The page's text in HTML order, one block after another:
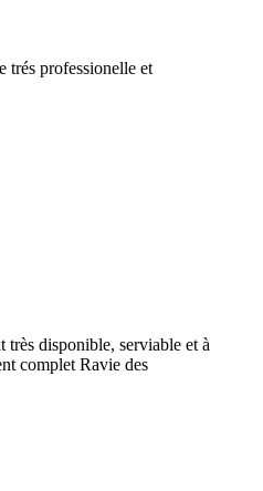
trés professionelle et
très disponible, serviable et à
complet Ravie des